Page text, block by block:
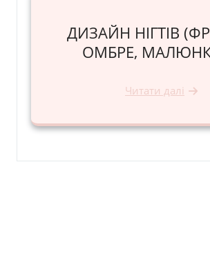
ДИЗАЙН НІГТІВ
ОМБРЕ,
Читати далі